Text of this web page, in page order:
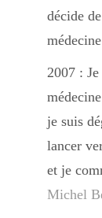
décide
médecine
2007 :
je suis
lancer
et je
Michel